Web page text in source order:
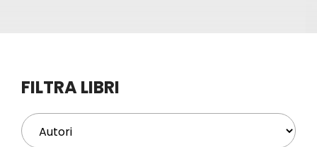
Profilo
FILTRA LIBRI